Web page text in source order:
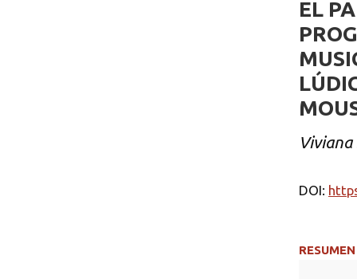
EL
DOI:
RESUMEN